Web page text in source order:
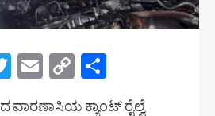
Twitter
Email
Copy
ವಾರಣಾಸಿಯ ಕ್ಯಾಂಟ್ ರೈಲ್ವೆ